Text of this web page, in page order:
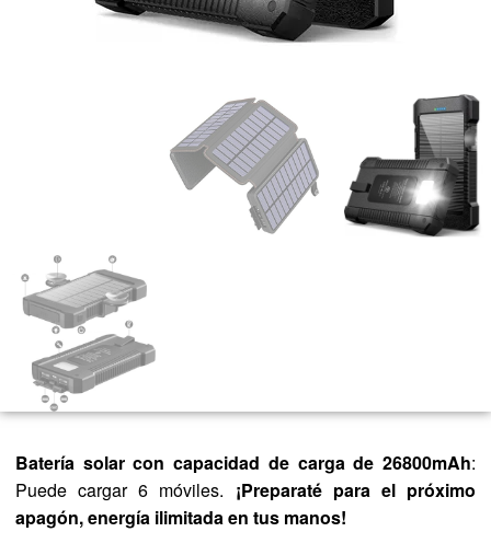
Batería solar con capacidad de carga de 26800mAh:
Puede cargar 6 móviles. ¡Preparaté para el próximo
apagón, energía ilimitada en tus manos!